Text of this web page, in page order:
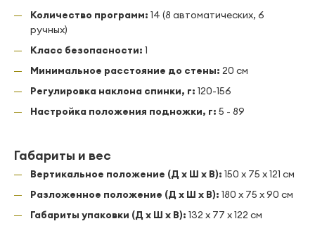
Количество программ: 14 (8 автоматических, 6
ручных)
Класс безопасности: 1
Минимальное расстояние до стены: 20 см
Регулировка наклона спинки, г: 120-156
Настройка положения подножки, г: 5 - 89
Габариты и вес
Вертикальное положение (Д x Ш x В): 150 x 75 x 121 см
Разложенное положение (Д x Ш x В): 180 x 75 x 90 см
Габариты упаковки (Д x Ш x В): 132 x 77 x 122 см